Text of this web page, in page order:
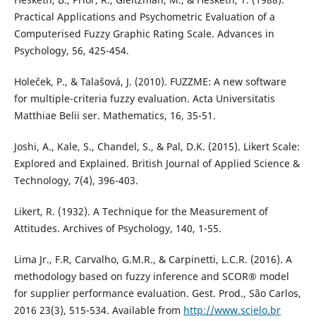
Practical Applications and Psychometric Evaluation of a
Computerised Fuzzy Graphic Rating Scale. Advances in
Psychology, 56, 425-454.
Holeček, P., & Talašová, J. (2010). FUZZME: A new software
for multiple-criteria fuzzy evaluation. Acta Universitatis
Matthiae Belii ser. Mathematics, 16, 35-51.
Joshi, A., Kale, S., Chandel, S., & Pal, D.K. (2015). Likert Scale:
Explored and Explained. British Journal of Applied Science &
Technology, 7(4), 396-403.
Likert, R. (1932). A Technique for the Measurement of
Attitudes. Archives of Psychology, 140, 1-55.
Lima Jr., F.R, Carvalho, G.M.R., & Carpinetti, L.C.R. (2016). A
methodology based on fuzzy inference and SCOR® model
for supplier performance evaluation. Gest. Prod., São Carlos,
2016 23(3), 515-534. Available from http://www.scielo.br